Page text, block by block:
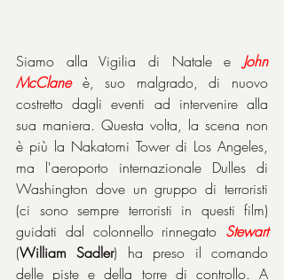
Siamo alla Vigilia di Natale e John
McClane è, suo malgrado, di nuovo
costretto dagli eventi ad intervenire alla
sua maniera. Questa volta, la scena non
è più la Nakatomi Tower di Los Angeles,
ma l'aeroporto internazionale Dulles di
Washington dove un gruppo di terroristi
(ci sono sempre terroristi in questi film)
guidati dal colonnello rinnegato Stewart
(William Sadler) ha preso il comando
delle piste e della torre di controllo. A